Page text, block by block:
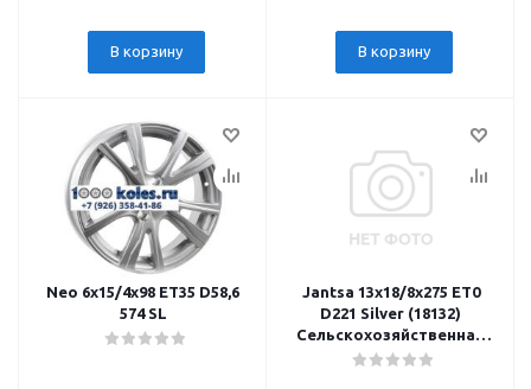
В корзину В корзину
Neo 6x15/4x98 ET35 D58,6
574 SL
Jantsa 13x18/8x275 ET0
D221 Silver (18132)
Сельскохозяйственная
техника, прицепной